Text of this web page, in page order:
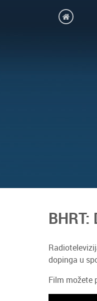
dopinga u
Film možete